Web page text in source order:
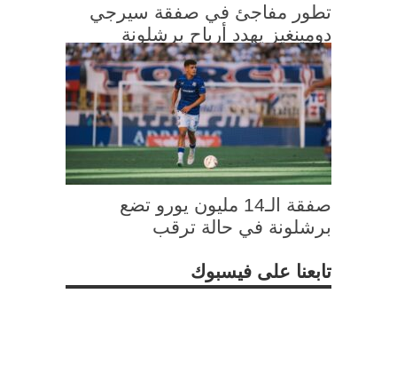
تطور مفاجئ في صفقة سيرجي
دومينغيز يهدد أرباح برشلونة
صفقة الـ14 مليون يورو تضع
برشلونة في حالة ترقب
تابعنا على فيسبوك